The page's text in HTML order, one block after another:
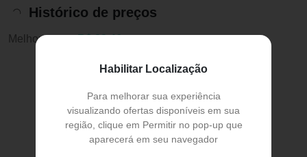
Habilitar Localização
Para melhorar sua experiência
visualizando ofertas disponíveis em sua
região, clique em Permitir no pop-up que
aparecerá em seu navegador
Histórico de preços
Melhor preço:R$ 82,46